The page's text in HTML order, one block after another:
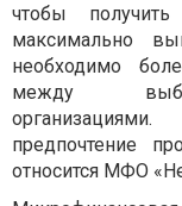
чтобы
максимально
необходимо
между
предпочтение
относится МФО